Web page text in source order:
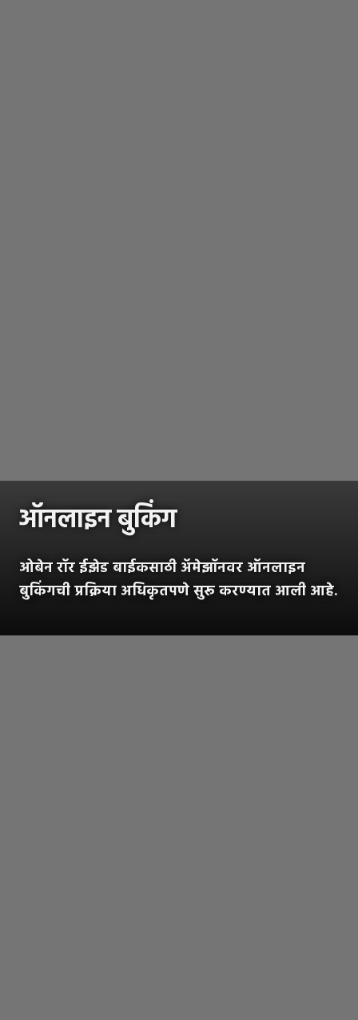
ऑनलाइन बुकिंग
ओबेन रॉर ईझेड बाईकसाठी अ‍ॅमेझॉनवर ऑनलाइन
बुकिंगची प्रक्रिया अधिकृतपणे सुरू करण्यात आली आहे.